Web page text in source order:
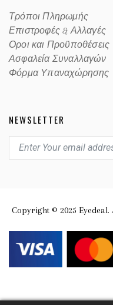
Τρόποι Πληρωμής
Επιστροφές & Αλλαγές
Οροι και Προϋποθέσεις
Ασφαλεία Συναλλαγών
Φόρμα Υπαναχώρησης
NEWSLETTER
Copyright © 2025 Eyedeal.